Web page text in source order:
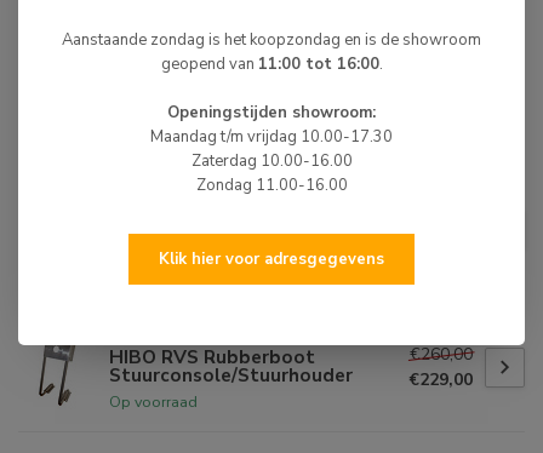
sportsturen. Keuze uit maar liefst 11 soorten.
BIJPASSENDE ARTIKELEN
Stuursysteem tot 55 pk met
Stuur Zwart
HIBO RVS Rubberboot
Stuurconsole/Stuurhouder
Op voorraad
€260,00
€229,00
Aanstaande zondag is het koopzondag en is de showroom
geopend van 11:00 tot 16:00.
Openingstijden showroom:
Maandag t/m vrijdag 10.00-17.30
Zaterdag 10.00-16.00
Zondag 11.00-16.00
Klik hier voor adresgegevens